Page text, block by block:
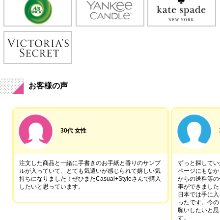
お客様の声
30代 女性
注文した商品と一緒に手書きのお手紙と香りのサンプ
ルが入っていて、とても気遣いが感じられて嬉しい気
持ちになりました！ぜひまたCasual+Styleさんで購入
したいと思っています。
ずっと探して
ページにもな
からの送料等
事ができました
日本では手に
ったです。今
願いしたいと
す。